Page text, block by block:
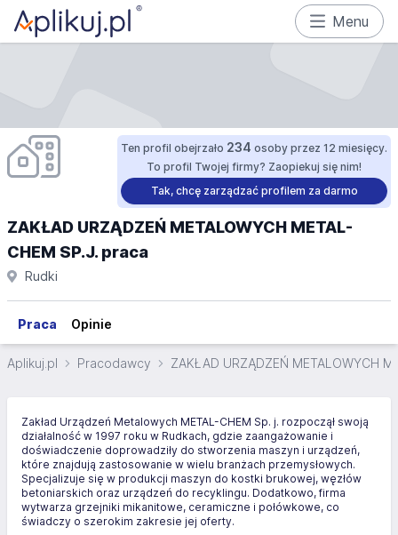
Menu
Ten profil obejrzało 234 osoby przez 12 miesięcy.
To profil Twojej firmy? Zaopiekuj się nim!
Tak, chcę zarządzać profilem za darmo
ZAKŁAD URZĄDZEŃ METALOWYCH METAL-
CHEM SP.J. praca
Rudki
Praca Opinie
Aplikuj.pl Pracodawcy ZAKŁAD URZĄDZEŃ METALOWYCH
Zakład Urządzeń Metalowych METAL-CHEM Sp. j. rozpoczął swoją
działalność w 1997 roku w Rudkach, gdzie zaangażowanie i
doświadczenie doprowadziły do stworzenia maszyn i urządzeń,
które znajdują zastosowanie w wielu branżach przemysłowych.
Specjalizuje się w produkcji maszyn do kostki brukowej, węzłów
betoniarskich oraz urządzeń do recyklingu. Dodatkowo, firma
wytwarza grzejniki mikanitowe, ceramiczne i połówkowe, co
świadczy o szerokim zakresie jej oferty.